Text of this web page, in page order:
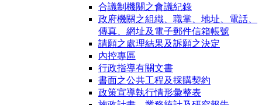
合議制機關之會議紀錄
政府機關之組織、職掌、地址、電話、
傳真、網址及電子郵件信箱帳號
請願之處理結果及訴願之決定
內控專區
行政指導有關文書
書面之公共工程及採購契約
政策宣導執行情形彙整表